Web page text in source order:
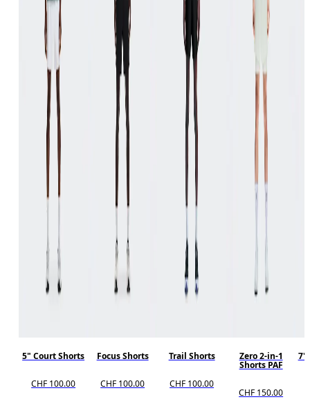
5" Court Shorts
CHF 100.00
Focus Shorts
CHF 100.00
Trail Shorts
CHF 100.00
Zero 2-in-1
Shorts PAF
CHF 150.00
7"